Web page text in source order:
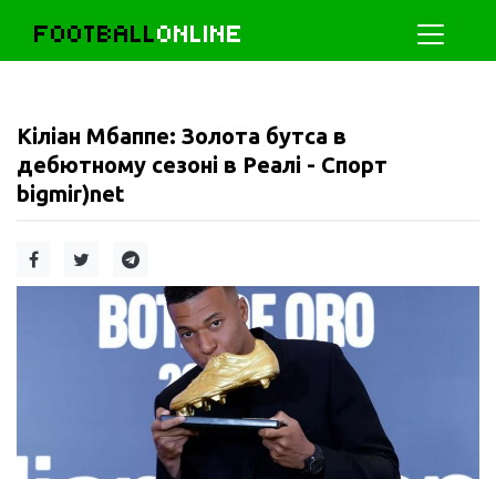
FOOTBALLONLINE
Кіліан Мбаппе: Золота бутса в
дебютному сезоні в Реалі - Спорт
bigmir)net